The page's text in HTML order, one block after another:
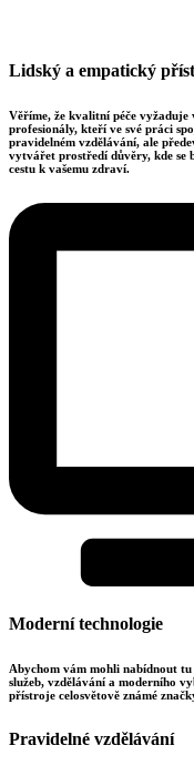
Lidský a empatický
Věříme, že kvalitní péče vyžaduje
profesionály, kteří ve své práci
pravidelném vzdělávání, ale
vytvářet prostředí důvěry, kde se
cestu k vašemu zdraví.
Moderní technologie
Abychom vám mohli nabídnout
služeb, vzdělávání a moderního
přístroje celosvětově známé
Pravidelné vzdělávání